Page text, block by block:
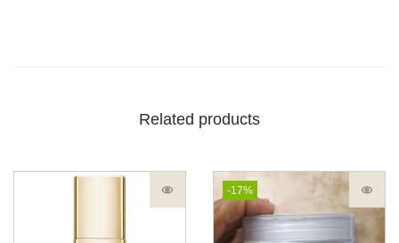
Related products
-17%